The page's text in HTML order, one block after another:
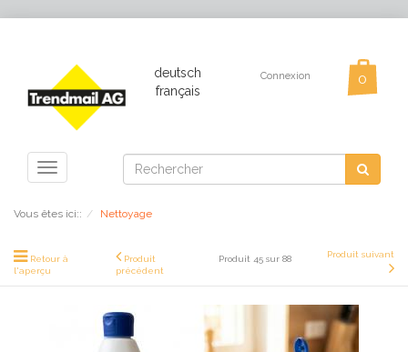
deutsch
français
Connexion
Toggle
navigation
Vous êtes ici:: Nettoyage
Retour à
l'aperçu
Produit
précédent
Produit 45 sur 88 Produit suivant